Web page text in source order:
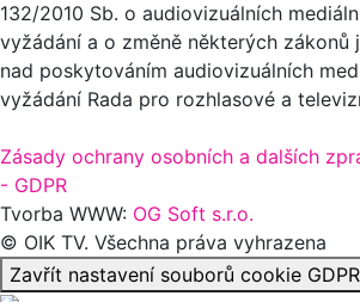
132/2010 Sb. o audiovizuálních
vyžádání a o změně některých zákonů
nad poskytováním audiovizuálních
vyžádání Rada pro rozhlasové a
Zásady ochrany osobních a dalších
- GDPR
Tvorba WWW: OG Soft s.r.o.
© OIK TV. Všechna práva vyhrazena
Zavřít nastavení souborů cookie GDPR